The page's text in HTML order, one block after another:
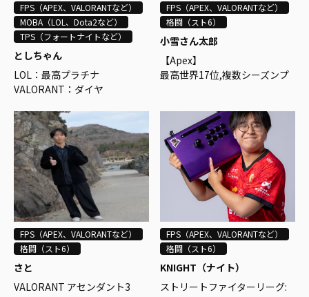
【実況】
VALORANT CtCUP casual edit
ion
【解説】
VALORANT CtCUP casual edit
第0回 プロスト！
第2回 プロスト！
VALORANT CtCUP casual edit
ion
VALORANT CtCUP VOL.10
tarutocup
FPS（APEX、VALORANTなど）
MOBA（LOL、Dota2など）
TPS（フォートナイトなど）
としちゃん
LOL：最高プラチナ
VALORANT：ダイヤ
チーム遍歴
Northeption、ORTHROS、G
TS、Ledian、BTe-Sports、W
hiteOwl
ランク：プレデター s6.s7.s8.s
10.s11.s12.s13.s16s19.s21
公式大会：Year2プロリーグ出
場
ALGS Winter Circuit Playoff -
8位
ALGS Championship 2021 - 1
Year3プロリーグ出場
FPS（APEX、VALORANTなど）
格闘（スト6）
小雪さん太郎
【Apex】
最高世界17位,複数シーズンプ
【StreetFighter6】
ベガ最高レジェンド
その他多数キャラマスター
競技経験有
【Valolant】
最高イモータル2,イニシエータ
ー＆センチネルメイン
競技経験有
FPS（APEX、VALORANTなど）
格闘（スト6）
さと
VALORANT アセンダント3
FPS（APEX、VALORANTなど）
格闘（スト6）
KNIGHT（ナイト）
ストリートファイターリーグ: